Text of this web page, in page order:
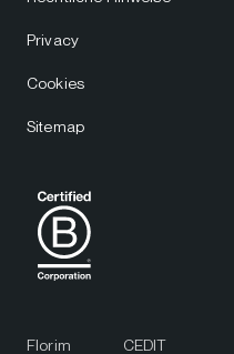
Privacy
Cookies
Sitemap
Florim CEDIT